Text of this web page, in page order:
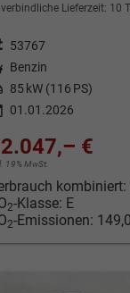
Lieferzeit: 10
53767
Benzin
85 kW (116 PS)
01.01.2026
€
19% MwSt.
kombiniert:
2-Klasse: E
2-Emissionen: